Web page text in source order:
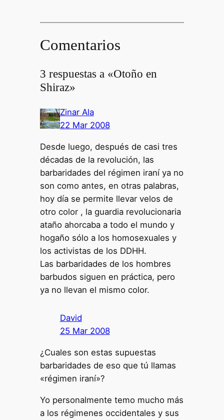
Comentarios
3 respuestas a «Otoño en
Shiraz»
Zinar Ala
22 Mar 2008
Desde luego, después de casi tres
décadas de la revolución, las
barbaridades del régimen iraní ya no
son como antes, en otras palabras,
hoy día se permite llevar velos de
otro color , la guardia revolucionaria
ataño ahorcaba a todo el mundo y
hogaño sólo a los homosexuales y
los activistas de los DDHH.
Las barbaridades de los hombres
barbudos siguen en práctica, pero
ya no llevan el mismo color.
David
25 Mar 2008
¿Cuales son estas supuestas
barbaridades de eso que tú llamas
«régimen iraní»?
Yo personalmente temo mucho más
a los régimenes occidentales y sus